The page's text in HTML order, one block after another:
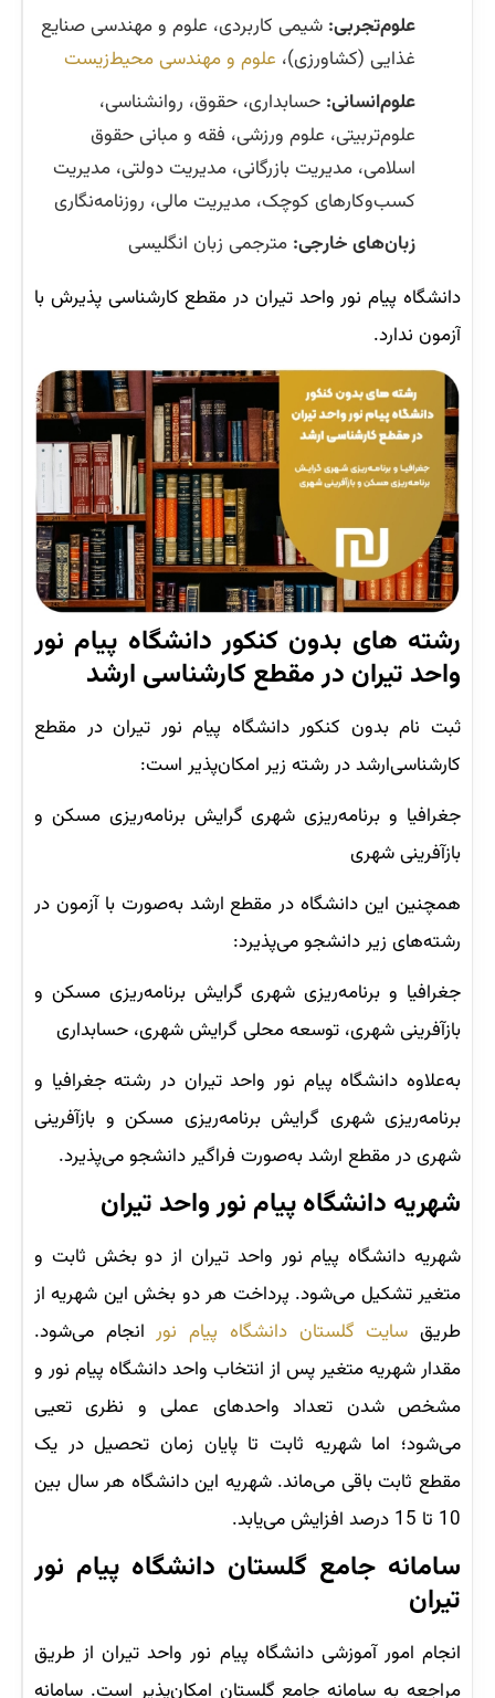
علوم‌تجربی: شیمی کاربردی، علوم و مهندسی صنایع
غذایی (کشاورزی)، علوم و مهندسی محیط‌زیست
علوم‌انسانی: حسابداری، حقوق، روانشناسی،
علوم‌تربیتی، علوم ورزشی، فقه و مبانی حقوق
اسلامی، مدیریت بازرگانی، مدیریت دولتی، مدیریت
کسب‌وکارهای کوچک، مدیریت مالی، روزنامه‌نگاری
زبان‌های خارجی: مترجمی زبان انگلیسی
دانشگاه پیام نور واحد تیران در مقطع کارشناسی پذیرش با
آزمون ندارد.
رشته های بدون کنکور دانشگاه پیام نور
واحد تیران در مقطع کارشناسی‌ ارشد
ثبت نام بدون کنکور دانشگاه پیام نور تیران در مقطع
کارشناسی‌ارشد در رشته‌ زیر امکان‌پذیر است:
جغرافیا و برنامه‌ریزی شهری گرایش برنامه‌ریزی مسکن و
بازآفرینی شهری
همچنین این دانشگاه در مقطع ارشد به‌صورت با آزمون در
رشته‌های زیر دانشجو می‌پذیرد:
جغرافیا و برنامه‌ریزی شهری گرایش برنامه‌ریزی مسکن و
بازآفرینی شهری، توسعه محلی گرایش شهری، حسابداری
به‌علاوه دانشگاه پیام نور واحد تیران در رشته جغرافیا و
برنامه‌ریزی شهری گرایش برنامه‌ریزی مسکن و بازآفرینی
شهری در مقطع ارشد به‌صورت فراگیر دانشجو می‌پذیرد.
شهریه دانشگاه پیام نور واحد تیران
شهریه دانشگاه پیام نور واحد تیران از دو بخش ثابت و
متغیر تشکیل می‌شود. پرداخت هر دو بخش این شهریه از
طریق سایت گلستان دانشگاه پیام نورانجام می‌شود.
مقدار شهریه متغیر پس از انتخاب واحد دانشگاه پیام نور و
مشخص شدن تعداد واحدهای عملی و نظری تعیی
می‌شود؛ اما شهریه ثابت تا پایان زمان تحصیل در یک
مقطع ثابت باقی می‌ماند. شهریه این دانشگاه هر سال بین
10 تا 15 درصد افزایش می‌یابد.
سامانه جامع گلستان دانشگاه پیام نور
تیران
انجام امور آموزشی دانشگاه پیام نور واحد تیران از طریق
مراجعه به سامانه جامع گلستان امکان‌پذیر است. سامانه